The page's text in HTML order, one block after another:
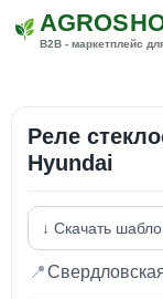
B2B - маркетплейс
Реле
Hyundai
↓ Скачать
📍